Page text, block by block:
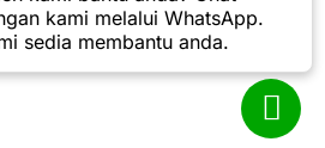
kami melalui WhatsApp.
sedia membantu anda.